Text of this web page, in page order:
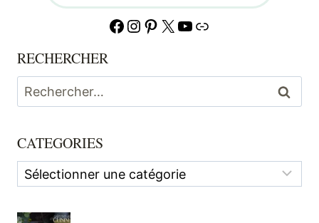
Facebook
Instagram
Pinterest
X YouTube
Lien
RECHERCHER
Rechercher :
CATEGORIES
Categories